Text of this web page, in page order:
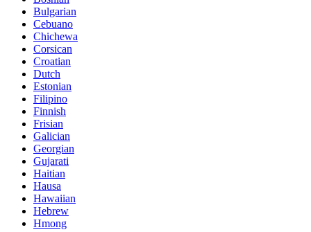
Bulgarian
Cebuano
Chichewa
Corsican
Croatian
Dutch
Estonian
Filipino
Finnish
Frisian
Galician
Georgian
Gujarati
Haitian
Hausa
Hawaiian
Hebrew
Hmong